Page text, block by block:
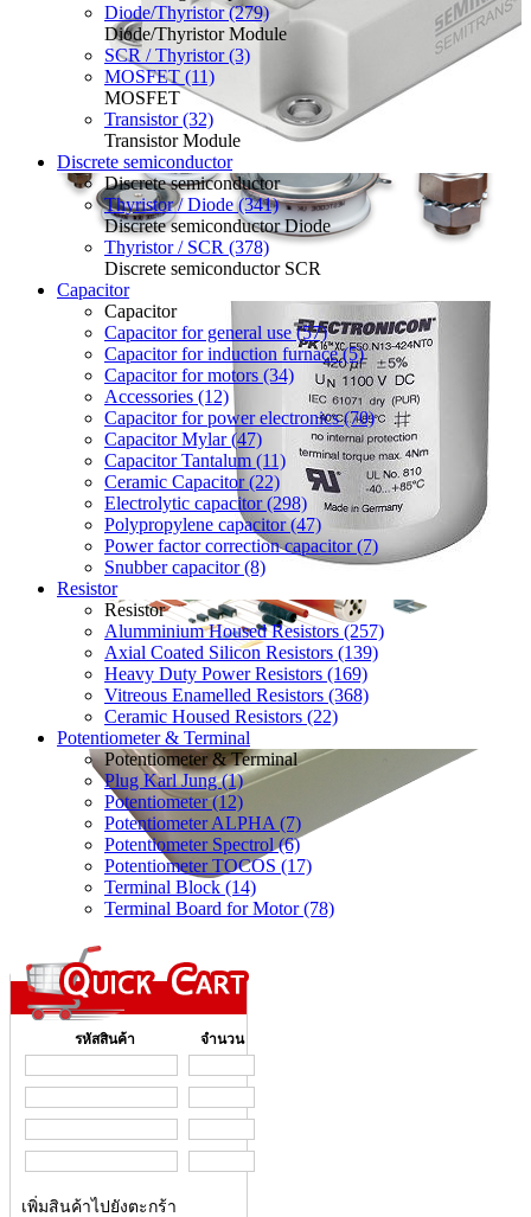
Diode/Thyristor (279)
Diode/Thyristor Module
SCR / Thyristor (3)
MOSFET (11)
MOSFET
Transistor (32)
Transistor Module
Discrete semiconductor
Discrete semiconductor
Thyristor / Diode (341)
Discrete semiconductor Diode
Thyristor / SCR (378)
Discrete semiconductor SCR
Capacitor
Capacitor
Capacitor for general use (57)
Capacitor for induction furnace (5)
Capacitor for motors (34)
Accessories (12)
Capacitor for power electronics (70)
Capacitor Mylar (47)
Capacitor Tantalum (11)
Ceramic Capacitor (22)
Electrolytic capacitor (298)
Polypropylene capacitor (47)
Power factor correction capacitor (7)
Snubber capacitor (8)
Resistor
Resistor
Alumminium Housed Resistors (257)
Axial Coated Silicon Resistors (139)
Heavy Duty Power Resistors (169)
Vitreous Enamelled Resistors (368)
Ceramic Housed Resistors (22)
Potentiometer & Terminal
Potentiometer & Terminal
Plug Karl Jung (1)
Potentiometer (12)
Potentiometer ALPHA (7)
Potentiometer Spectrol (6)
Potentiometer TOCOS (17)
Terminal Block (14)
Terminal Board for Motor (78)
รหัสสินค้า จำนวน
เพิ่มสินค้าไปยังตะกร้า